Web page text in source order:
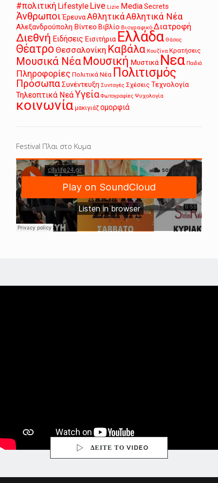
#πολιτική Lifestyle Live Lizie MediaSecrets
Άνθρωποι ΈρευναΑθλητικάΑθλητικά Νέα
Αλεξανδρούπολη Βίντεο Βιβλίο Βιογραφικό Διατροφή
Διεθνή Ειδήσεις Εισιτήρια Ελλάδα Θάσος
Θέατρο Θεσσαλονίκη Καβάλα Κουζίνα Κρατήσεις
Μουσικά Νέα Μουσική Μυστικά Νεα Παιδιά
Πληροφορίες Πολιτικά Νέα Πολιτισμός
ΠρόσωπαΣυνέντευξη Συνταγές Σχέσεις Τεχνολογία
Τηλεοπτικά ΝεάΥγεία Φωτογραφίες Ψυχολογία
κοινωνία μακιγιάζ ομορφιά
Festival Πλαι στο Κυμα
ΔΕΙΤΕ ΤΟ VIDEO